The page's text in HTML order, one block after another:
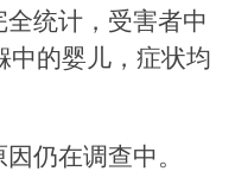
统计，受害者中
中的婴儿，症状均
仍在调查中。